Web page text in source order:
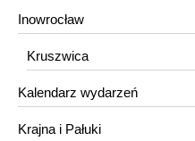
Inowrocław
Kruszwica
Kalendarz wydarzeń
Krajna i Pałuki